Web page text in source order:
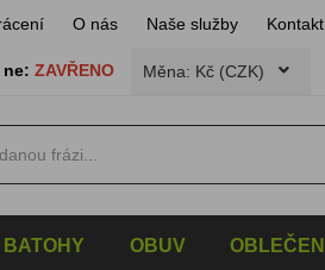
O nás Naše služby Kontakt
ne: ZAVŘENO Měna: Kč (CZK)
BATOHY OBUV OBLEČENÍ